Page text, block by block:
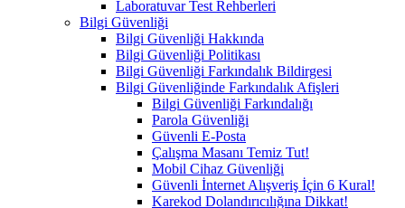
Laboratuvar Test Rehberleri
Bilgi Güvenliği
Bilgi Güvenliği Hakkında
Bilgi Güvenliği Politikası
Bilgi Güvenliği Farkındalık Bildirgesi
Bilgi Güvenliğinde Farkındalık Afişleri
Bilgi Güvenliği Farkındalığı
Parola Güvenliği
Güvenli E-Posta
Çalışma Masanı Temiz Tut!
Mobil Cihaz Güvenliği
Güvenli İnternet Alışveriş İçin 6 Kural!
Karekod Dolandırıcılığına Dikkat!